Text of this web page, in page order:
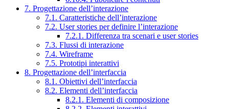
7. Progettazione dell’interazione
7.1. Caratteristiche dell’interazione
7.2. User stories per definire l’interazione
7.2.1. Differenza tra scenari e user stories
7.3. Flussi di interazione
7.4. Wireframe
7.5. Prototipi interattivi
8. Progettazione dell’interfaccia
8.1. Obiettivi dell’interfaccia
8.2. Elementi dell’interfaccia
8.2.1. Elementi di composizione